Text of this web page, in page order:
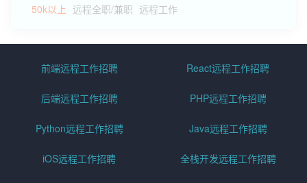
50k以上 远程全职/兼职 远程工作
前端远程工作招聘 React远程工作招聘
后端远程工作招聘 PHP远程工作招聘
Python远程工作招聘 Java远程工作招聘
iOS远程工作招聘 全栈开发远程工作招聘